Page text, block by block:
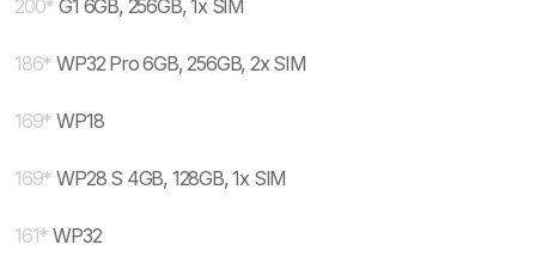
200* G1 6GB, 256GB, 1x SIM
186* WP32 Pro 6GB, 256GB, 2x SIM
169* WP18
169* WP28 S 4GB, 128GB, 1x SIM
161* WP32